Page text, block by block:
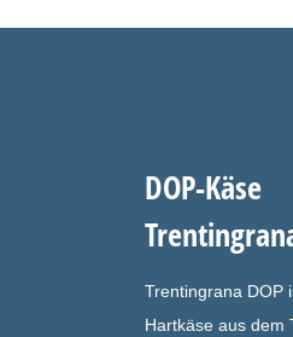
DOP-Käse
Trentingrana DOP
Hartkäse aus dem